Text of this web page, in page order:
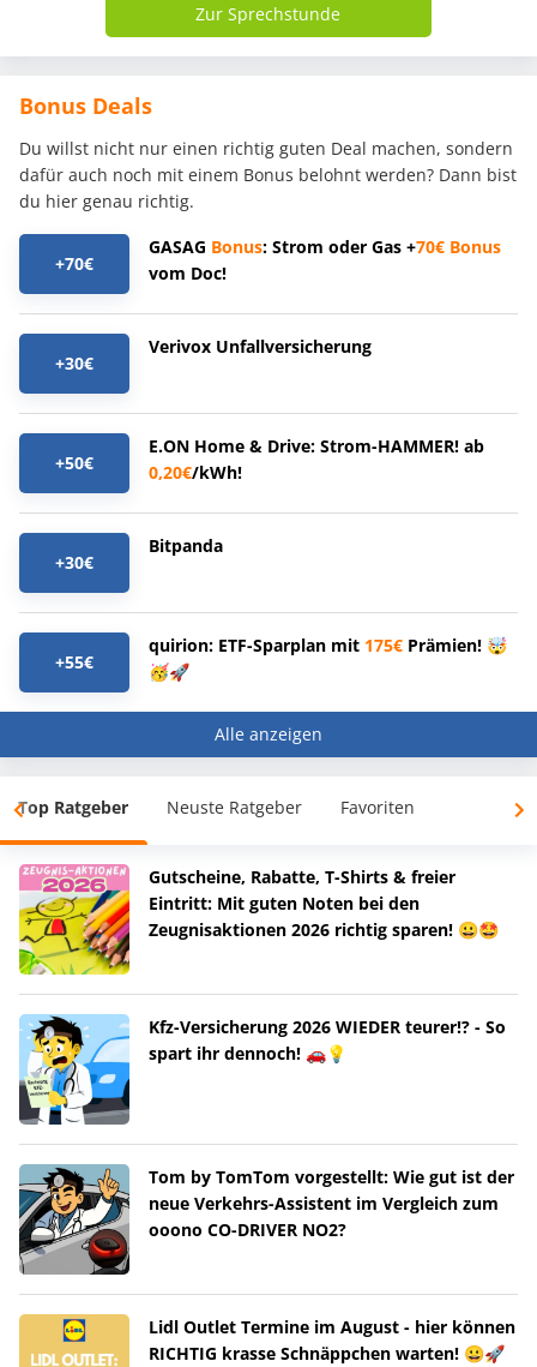
Zur Sprechstunde
Bonus Deals
Du willst nicht nur einen richtig guten Deal machen, sondern
dafür auch noch mit einem Bonus belohnt werden? Dann bist
du hier genau richtig.
+70€
GASAG Bonus: Strom oder Gas +70€ Bonus
vom Doc!
+30€
Verivox Unfallversicherung
+50€
E.ON Home & Drive: Strom-HAMMER! ab
0,20€/kWh!
+30€
Bitpanda
+55€
quirion: ETF-Sparplan mit 175€ Prämien! 🤯
🥳🚀
Alle anzeigen
Top Ratgeber Neuste Ratgeber Favoriten
Gutscheine, Rabatte, T-Shirts & freier
Eintritt: Mit guten Noten bei den
Zeugnisaktionen 2026 richtig sparen! 😀🤩
Kfz-Versicherung 2026 WIEDER teurer!? - So
spart ihr dennoch! 🚗💡
Tom by TomTom vorgestellt: Wie gut ist der
neue Verkehrs-Assistent im Vergleich zum
ooono CO-DRIVER NO2?
Lidl Outlet Termine im August - hier können
RICHTIG krasse Schnäppchen warten! 😀🚀